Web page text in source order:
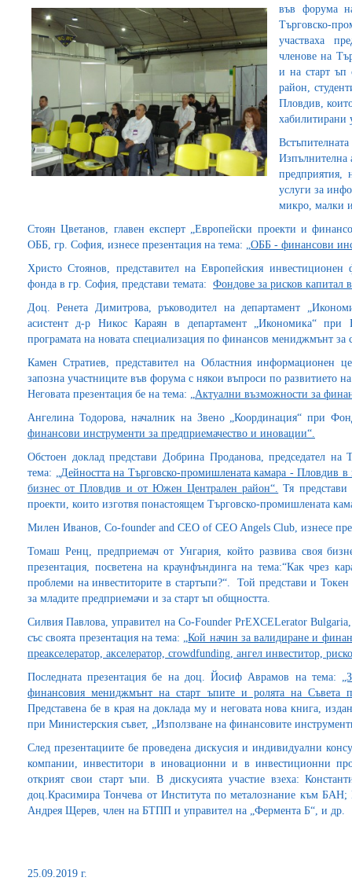
във форума
Търговско-
участваха
членове на
и на старт
район,
Пловдив,
хабилитирани
Изпълнителна
предприятия,
услуги за
микро, малки
Стоян Цветанов, главен експерт „Европейски проекти и
ОББ, гр. София, изнесе презентация на тема: „ОББ - финансови
Христо Стоянов, представител на Европейския
фонда в гр. София, представи темата: Фондове за рисков капитал
Доц. Ренета Димитрова, ръководител на департамент
асистент д-р Никос Караян в департамент „Икономика“ при
програмата на новата специализация по финансов мениджмънт за
Камен Стратиев, представител на Областния информационен
запозна участниците във форума с някои въпроси по развитието
Неговата презентация бе на тема: „Актуални възможности за
Ангелина Тодорова, началник на Звено „Координация“ при
финансови инструменти за предприемачество и иновации“.
Обстоен доклад представи Добрина Проданова, председател
тема: „Дейността на Търговско-промишлената камара - Пловдив
бизнес от Пловдив и от Южен Централен район“. Тя
проекти, които изготвя понастоящем Търговско-промишлената
Милен Иванов, Co-founder and CEO of CEO Angels Club, изнесе
Томаш Ренц, предприемач от Унгария, който развива своя
презентация, посветена на краунфъндинга на тема:“Как чрез
проблеми на инвеститорите в стартъпи?“. Той представи и
за младите предприемачи и за старт ъп общността.
Силвия Павлова, управител на Co-Founder PrEXCELerator
със своята презентация на тема: „Кой начин за валидиране и
преакселератор, акселератор, crowdfunding, ангел инвеститор,
Последната презентация бе на доц. Йосиф Аврамов на тема:
финансовия мениджмънт на старт ъпите и ролята на
Представена бе в края на доклада му и неговата нова книга,
при Министерския съвет, „Използване на финансовите
След презентациите бе проведена дискусия и индивидуални
компании, инвеститори в иновационни и в инвестиционни
открият свои старт ъпи. В дискусията участие взеха:
доц.Красимира Тончева от Института по металознание към БАН;
Андрея Щерев, член на БТПП и управител на „Фермента Б“, и др.
25.09.2019 г.